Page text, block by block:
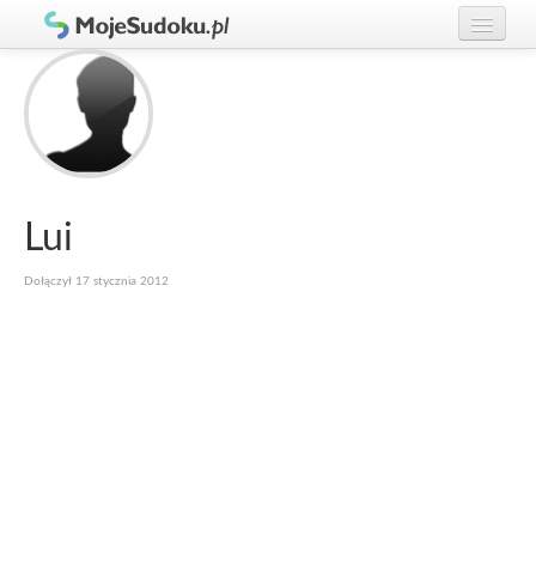
Graj w Sudoku!
Zasady Sudoku
Rankingi
Gracze
Lui
Dołączył 17 stycznia 2012